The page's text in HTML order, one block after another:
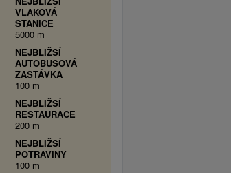
VLAKOVÁ
STANICE
5000 m
NEJBLIŽŠÍ
AUTOBUSOVÁ
ZASTÁVKA
100 m
NEJBLIŽŠÍ
RESTAURACE
200 m
NEJBLIŽŠÍ
POTRAVINY
100 m